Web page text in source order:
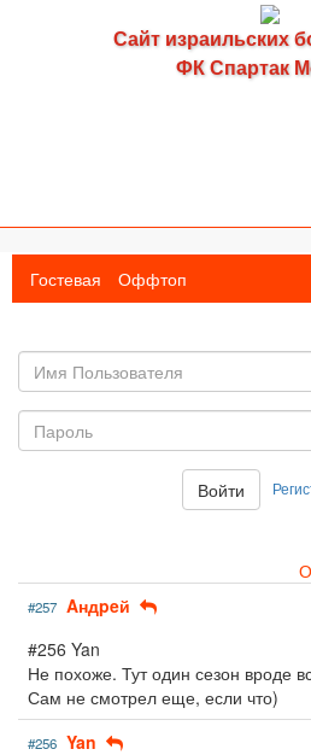
Сайт израильских
ФК Спартак
Гостевая Оффтоп
Войти
#257 Aндpeй
#256 Yan
Не похоже. Тут один сезон вроде
Сам не смотрел еще, если что)
#256 Yan